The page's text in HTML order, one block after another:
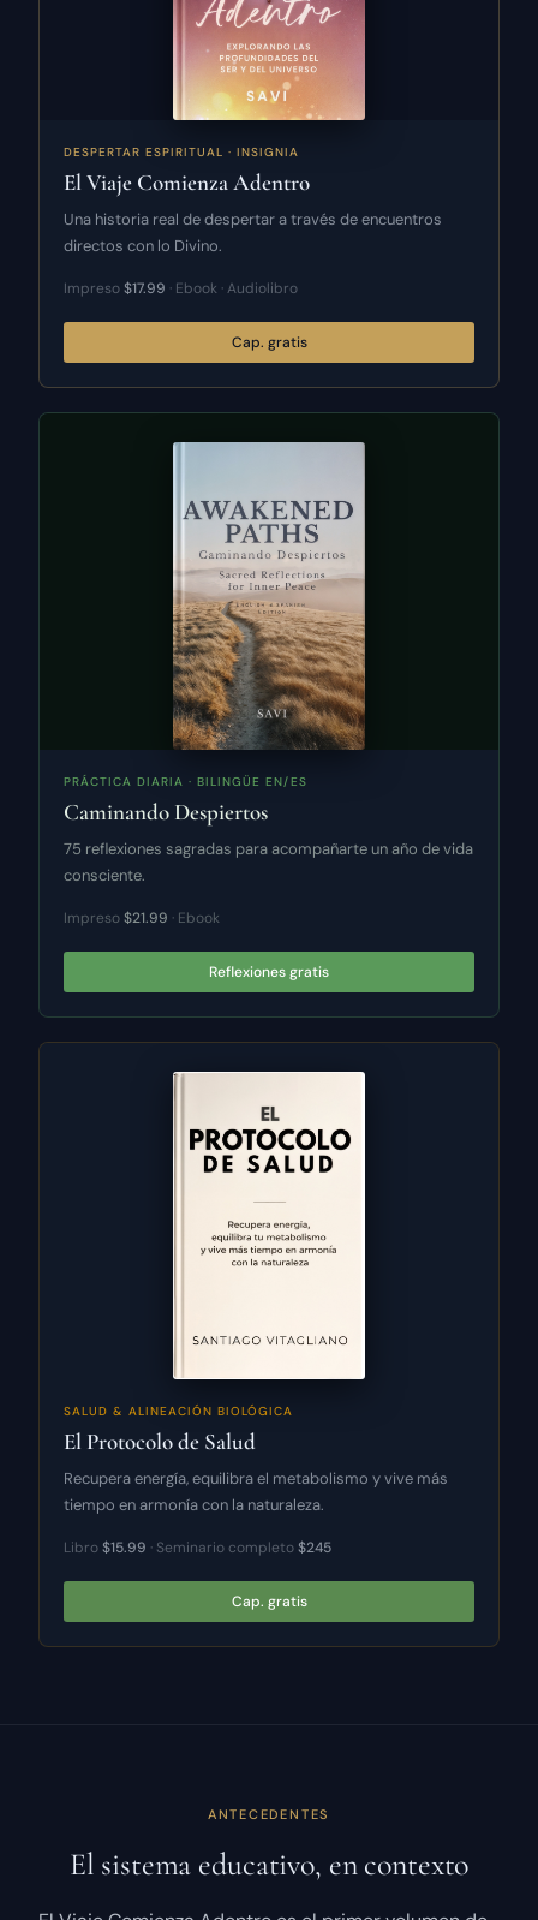
DESPERTAR ESPIRITUAL · INSIGNIA
El Viaje Comienza Adentro
Una historia real de despertar a través de encuentros
directos con lo Divino.
Impreso$17.99 · Ebook · Audiolibro
Cap. gratis
PRÁCTICA DIARIA · BILINGÜE EN/ES
Caminando Despiertos
75 reflexiones sagradas para acompañarte un año de vida
consciente.
Impreso$21.99 · Ebook
Reflexiones gratis
SALUD & ALINEACIÓN BIOLÓGICA
El Protocolo de Salud
Recupera energía, equilibra el metabolismo y vive más
tiempo en armonía con la naturaleza.
Libro$15.99 · Seminario completo$245
Cap. gratis
ANTECEDENTES
El sistema educativo, en contexto